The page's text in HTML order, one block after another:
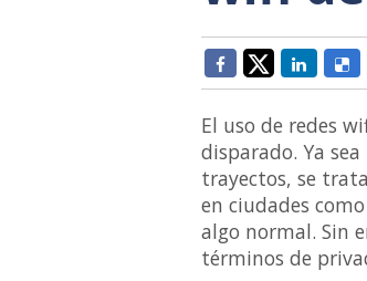
El uso de redes
disparado. Ya
trayectos, se
en ciudades
algo normal. Sin
términos de